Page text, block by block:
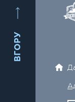
ВГОРУ